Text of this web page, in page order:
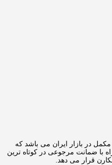
در بازار ایران می باشد که
با ضمانت مرجوعی در کوتاه ترین
قرار می دهد.